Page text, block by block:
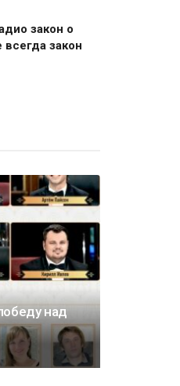
закон о
всегда закон
над